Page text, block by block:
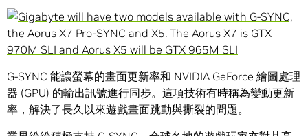
G-SYNC 能讓螢幕的畫面更新率和 NVIDIA GeForce 繪圖處理
器 (GPU) 的輸出訊號進行同步。這項技術有時稱為變動更新
率，解決了長久以來遊戲畫面跳動與撕裂的問題。